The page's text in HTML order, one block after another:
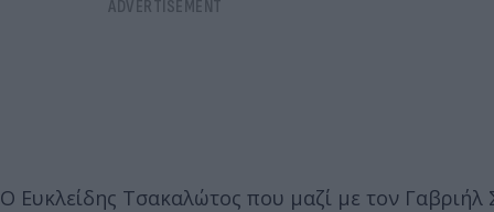
Ο Ευκλείδης Τσακαλώτος που μαζί με τον Γαβριήλ